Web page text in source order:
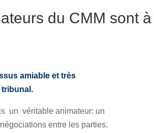
du CMM sont
amiable et très
un véritable animateur: un
entre les parties,